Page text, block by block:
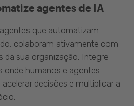
agentes de IA
que automatizam
colaboram ativamente com
da sua organização. Integre
onde humanos e agentes
decisões e multiplicar a